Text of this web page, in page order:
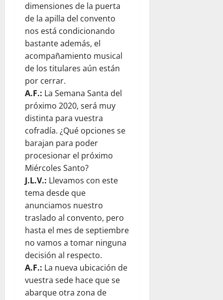
dimensiones de la puerta
de la apilla del convento
nos está condicionando
bastante además, el
acompañamiento musical
de los titulares aún están
por cerrar.
A.F.: La Semana Santa del
próximo 2020, será muy
distinta para vuestra
cofradía. ¿Qué opciones se
barajan para poder
procesionar el próximo
Miércoles Santo?
J.L.V.: Llevamos con este
tema desde que
anunciamos nuestro
traslado al convento, pero
hasta el mes de septiembre
no vamos a tomar ninguna
decisión al respecto.
A.F.: La nueva ubicación de
vuestra sede hace que se
abarque otra zona de